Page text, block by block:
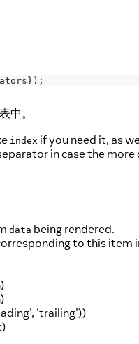
} ) ;
中。
index if you need it, as
in case the
data being rendered.
to this item
'trailing'))